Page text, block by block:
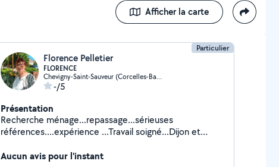
Afficher la carte
Particulier
Florence Pelletier
FLORENCE
Chevigny-Saint-Sauveur (Corcelles-Bas de Chanot)
-/5
Présentation
Recherche ménage...repassage...sérieuses
références....expérience ...Travail soigné...Dijon et
pour tous renseignements et tarifs prestations..
Aucun avis pour l'instant